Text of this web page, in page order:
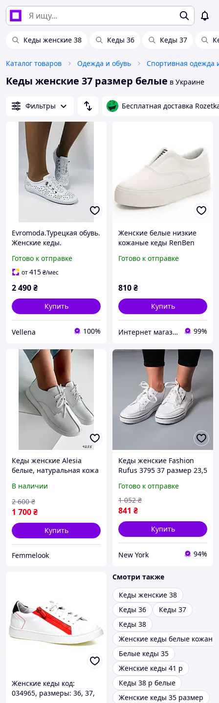
Кеды женские 38 Кеды 36 Кеды 37
Каталог товаров Одежда и обувь Спортивная одежда
Кеды женские 37 размер белые в Украине
Фильтры Бесплатная доставка
Evromoda.Турецкая обувь.
Женские кеды.
с перфорацией. Размер
только 36,37,38,39
Готово к отправке
от415₴/мес
2 490₴
Купить
Vellena 100%
Женские белые низкие
кожаные кеды RenBen
наличии: 36, 37.
Готово к отправке
810₴
Купить
Интернет магазин обуви I love my shoes 99%
Кеды женские Alesia
белые, натуральная кожа
В наличии
1 700₴
2 600 ₴
Купить
Femmelook
Кеды женские Fashion
Rufus 3795 37 размер 23,5
Готово к отправке
841 ₴
1 052 ₴
Купить
New York 94%
Женские кеды код:
034965, размеры: 36, 37,
Смотри также
Кеды женские 38
Кеды 36
Кеды 37
Кеды 38
Женские кеды белые
Белые кеды 35
Женские кеды 41 р
Кеды 38 р белые
Женские кеды 35 размер